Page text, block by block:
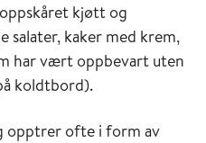
kjøtt og
salater, kaker med krem,
har vært oppbevart uten
koldtbord).
ofte i form av